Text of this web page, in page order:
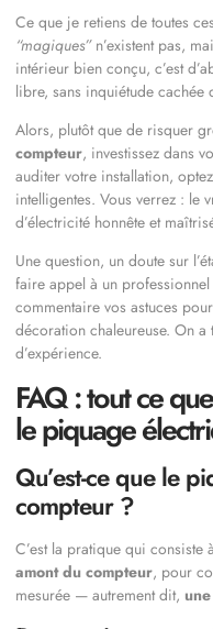
Ce que je retiens de toutes
“magiques”n’existent pas,
intérieur bien conçu, c’est
libre, sans inquiétude cachée
Alors, plutôt que de risquer
compteur, investissez dans
auditer votre installation,
intelligentes. Vous verrez : le
d’électricité honnête et
Une question, un doute sur
faire appel à un
commentaire vos astuces
décoration chaleureuse. On
d’expérience.
FAQ : tout ce
le piquage
Qu’est-ce que le
compteur ?
C’est la pratique qui consiste
amont du compteur, pour
mesurée — autrement dit,